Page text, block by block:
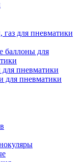
газ для пневматики
баллоны для
пневматики
для пневматики